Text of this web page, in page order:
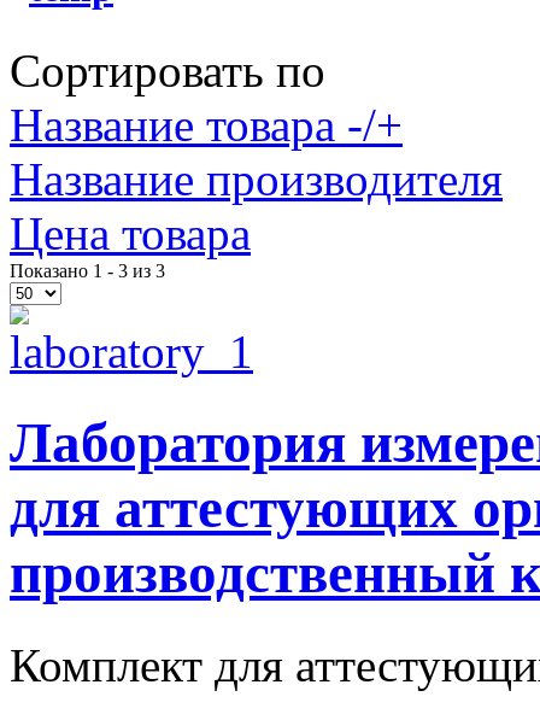
Сортировать по
Название товара -/+
Название производителя
Цена товара
Показано 1 - 3 из 3
Лаборатория
для аттестующих
производственный
Комплект для